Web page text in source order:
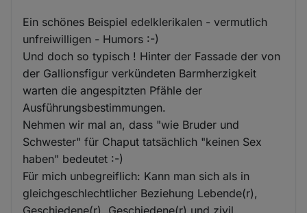
Ein schönes Beispiel edelklerikalen - vermutlich
unfreiwilligen - Humors :-)
Und doch so typisch ! Hinter der Fassade der von
der Gallionsfigur verkündeten Barmherzigkeit
warten die angespitzten Pfähle der
Ausführungsbestimmungen.
Nehmen wir mal an, dass "wie Bruder und
Schwester" für Chaput tatsächlich "keinen Sex
haben" bedeutet :-)
Für mich unbegreiflich: Kann man sich als in
gleichgeschlechtlicher Beziehung Lebende(r),